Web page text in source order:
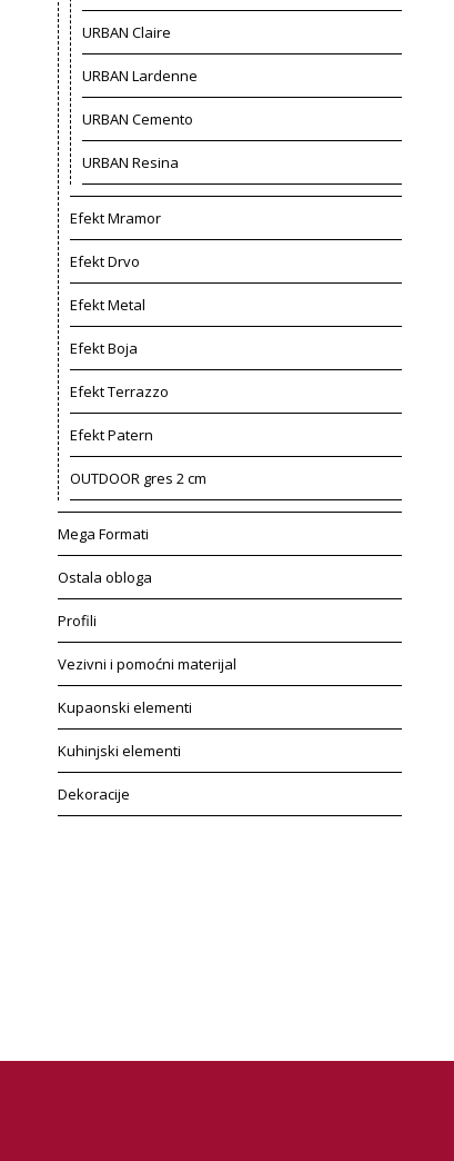
URBAN Claire
URBAN Lardenne
URBAN Cemento
URBAN Resina
Efekt Mramor
Efekt Drvo
Efekt Metal
Efekt Boja
Efekt Terrazzo
Efekt Patern
OUTDOOR gres 2 cm
Mega Formati
Ostala obloga
Profili
Vezivni i pomoćni materijal
Kupaonski elementi
Kuhinjski elementi
Dekoracije